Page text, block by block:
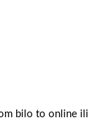
bilo to online ili